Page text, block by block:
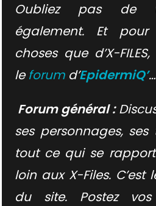
Oubliez pas de
également. Et pour
choses que d’X-
leforum d’EpidermiQ’…
Forum général :
ses personnages, ses
tout ce qui se
loin aux X-Files. C’est
du site. Postez